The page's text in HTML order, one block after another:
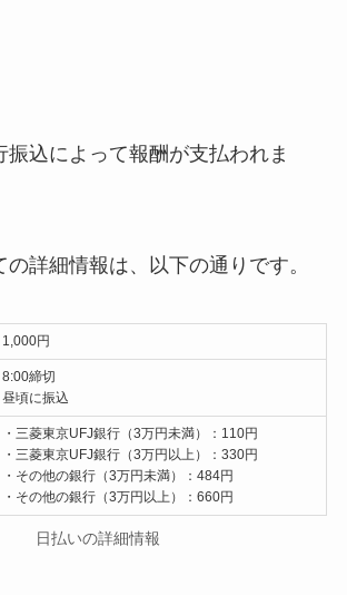
振込によって報酬が支払われま
の詳細情報は、以下の通りです。
1,000円
8:00締切
昼頃に振込
・三菱東京UFJ銀行（3万円未満）：110円
・三菱東京UFJ銀行（3万円以上）：330円
・その他の銀行（3万円未満）：484円
・その他の銀行（3万円以上）：660円
日払いの詳細情報